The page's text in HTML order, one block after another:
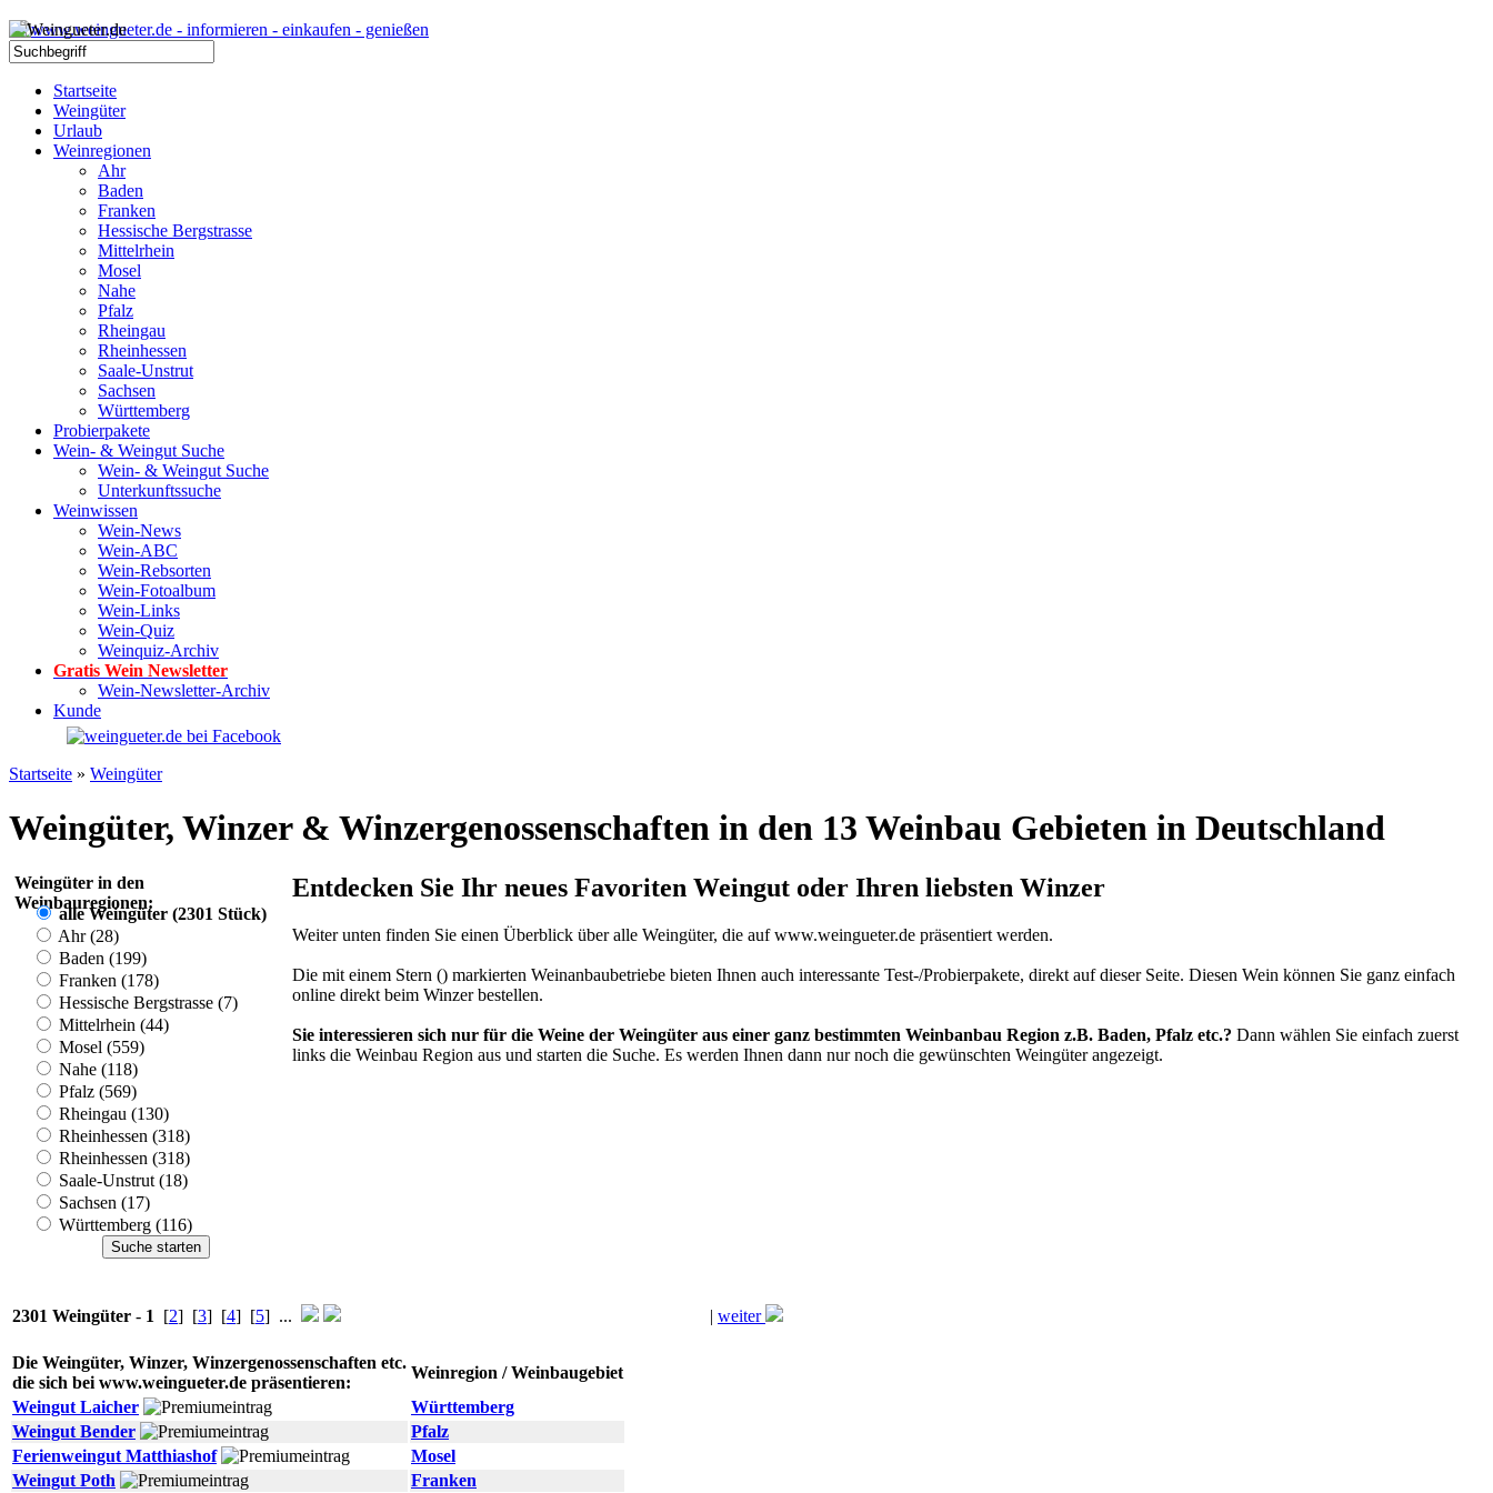
Startseite
Weingüter
Urlaub
Weinregionen
Ahr
Baden
Franken
Hessische Bergstrasse
Mittelrhein
Mosel
Nahe
Pfalz
Rheingau
Rheinhessen
Saale-Unstrut
Sachsen
Württemberg
Probierpakete
Wein- & Weingut Suche
Wein- & Weingut Suche
Unterkunftssuche
Weinwissen
Wein-News
Wein-ABC
Wein-Rebsorten
Wein-Fotoalbum
Wein-Links
Wein-Quiz
Weinquiz-Archiv
Gratis Wein Newsletter
Wein-Newsletter-Archiv
Kunde
Startseite » Weingüter
Weingüter, Winzer & Winzergenossenschaften in den 13 Weinbau Gebieten in Deutschland
Weingüter in den
Weinbauregionen:
alle Weingüter (2301 Stück)
Ahr (28)
Baden (199)
Franken (178)
Hessische Bergstrasse (7)
Mittelrhein (44)
Mosel (559)
Nahe (118)
Pfalz (569)
Rheingau (130)
Rheinhessen (318)
Rheinhessen (318)
Saale-Unstrut (18)
Sachsen (17)
Württemberg (116)
Entdecken Sie Ihr neues Favoriten Weingut oder Ihren liebsten Winzer
Weiter unten finden Sie einen Überblick über alle Weingüter, die auf www.weingueter.de präsentiert werden.
Die mit einem Stern () markierten Weinanbaubetriebe bieten Ihnen auch interessante Test-/Probierpakete, direkt auf dieser Seite. Diesen Wein können Sie ganz einfach
online direkt beim Winzer bestellen.
Sie interessieren sich nur für die Weine der Weingüter aus einer ganz bestimmten Weinbanbau Region z.B. Baden, Pfalz etc.? Dann wählen Sie einfach zuerst
links die Weinbau Region aus und starten die Suche. Es werden Ihnen dann nur noch die gewünschten Weingüter angezeigt.
2301 Weingüter - 1 [2] [3] [4] [5] ... | weiter
Die Weingüter, Winzer, Winzergenossenschaften etc.
die sich bei www.weingueter.de präsentieren:
Weinregion / Weinbaugebiet
Weingut Laicher
Württemberg
Weingut Bender
Pfalz
Ferienweingut Matthiashof
Mosel
Weingut Poth
Franken